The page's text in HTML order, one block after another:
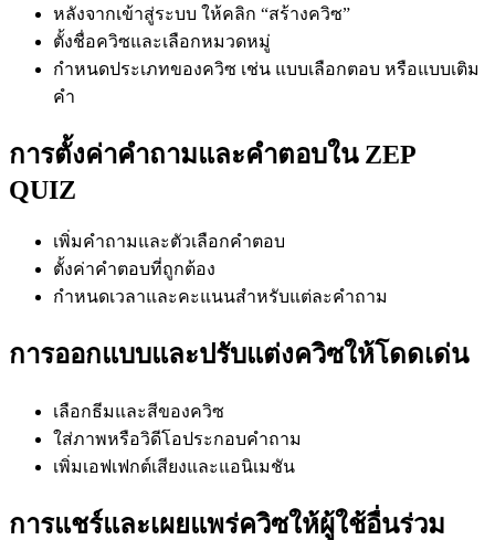
หลังจากเข้าสู่ระบบ ให้คลิก “สร้างควิซ”
ตั้งชื่อควิซและเลือกหมวดหมู่
กำหนดประเภทของควิซ เช่น แบบเลือกตอบ หรือแบบเติม
คำ
การตั้งค่าคำถามและคำตอบใน ZEP
QUIZ
เพิ่มคำถามและตัวเลือกคำตอบ
ตั้งค่าคำตอบที่ถูกต้อง
กำหนดเวลาและคะแนนสำหรับแต่ละคำถาม
การออกแบบและปรับแต่งควิซให้โดดเด่น
เลือกธีมและสีของควิซ
ใส่ภาพหรือวิดีโอประกอบคำถาม
เพิ่มเอฟเฟกต์เสียงและแอนิเมชัน
การแชร์และเผยแพร่ควิซให้ผู้ใช้อื่นร่วม